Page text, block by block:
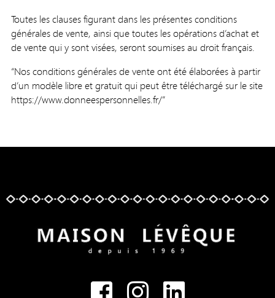
Toutes les clauses figurant dans les présentes conditions
générales de vente, ainsi que toutes les opérations d’achat et
de vente qui y sont visées, seront soumises au droit français.
“Nos conditions générales de vente ont été élaborées à partir
d’un modèle libre et gratuit qui peut être téléchargé sur le site
https://www.donneespersonnelles.fr/”